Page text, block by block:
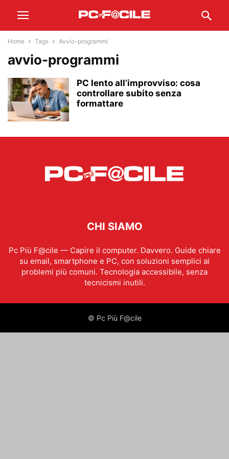
Home Tags Avvio-programmi
avvio-programmi
PC lento all’improvviso: cosa
controllare subito senza
formattare
CHI SIAMO
Pc Più F@cile — Capire il computer. Davvero. Guide chiare
su email, smartphone e PC, con soluzioni semplici ai
problemi più comuni. Tecnologia accessibile, senza
tecnicismi inutili.
© Pc Più F@cile